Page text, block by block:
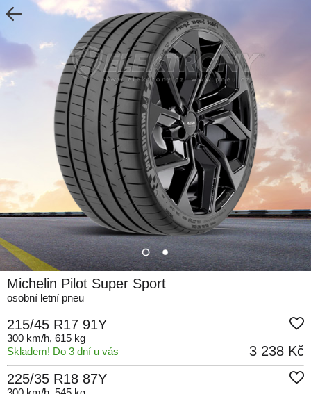
Michelin Pilot Super Sport
osobní letní pneu
215/45 R17 91Y
300 km/h, 615 kg
Skladem! Do 3 dní u vás
3 238 Kč
225/35 R18 87Y